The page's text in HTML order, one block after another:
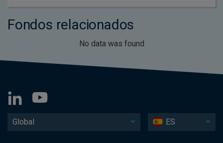
Fondos relacionados
No data was found
Global ES